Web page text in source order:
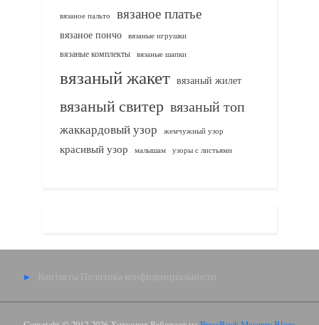
вязаное пальто вязаное платье
вязаное пончо вязаные игрушки
вязаные комплекты
вязаные шапки
вязаный жакет вязаный жилет
вязаный свитер вязаный топ
жаккардовый узор жемчужный узор
красивый узор малышам узоры с листьями
Контакты Политика конфиденциальности